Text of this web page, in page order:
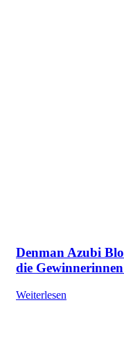
Denman Azubi
die
Weiterlesen